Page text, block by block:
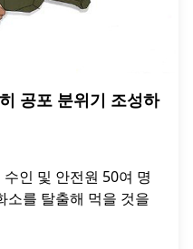
공포 분위기 조성하
인 및 안전원 50여 명
소를 탈출해 먹을 것을